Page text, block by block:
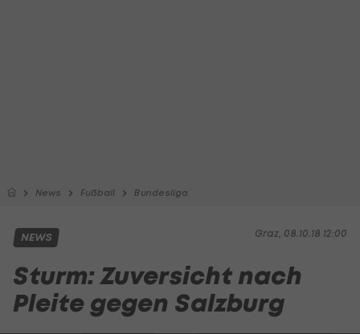
News Fußball Bundesliga
Graz, 08.10.18 12:00
NEWS
Sturm: Zuversicht nach
Pleite gegen Salzburg